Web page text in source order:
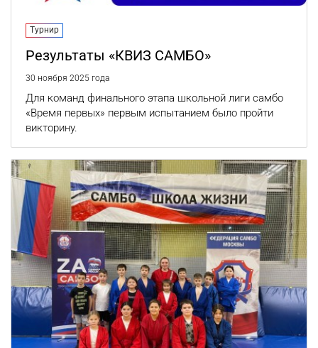
Турнир
Результаты «КВИЗ САМБО»
30 ноября 2025 года
Для команд финального этапа школьной лиги самбо
«Время первых» первым испытанием было пройти
викторину.